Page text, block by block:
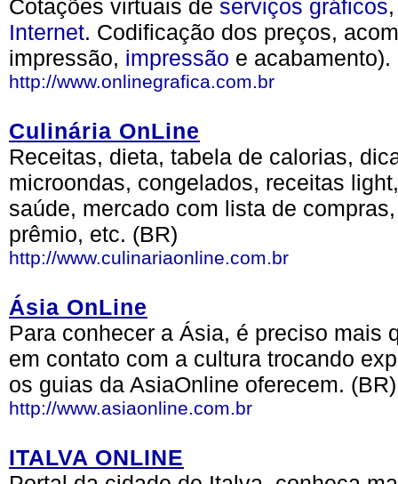
Cotações virtuais de serviços gráficos
Internet. Codificação dos preços,
impressão, impressão e acabamento).
http://www.onlinegrafica.com.br
Culinária OnLine
Receitas, dieta, tabela de calorias,
microondas, congelados, receitas
saúde, mercado com lista de
prêmio, etc. (BR)
http://www.culinariaonline.com.br
Ásia OnLine
Para conhecer a Ásia, é preciso mais
em contato com a cultura trocando
os guias da AsiaOnline oferecem. (BR)
http://www.asiaonline.com.br
ITALVA ONLINE